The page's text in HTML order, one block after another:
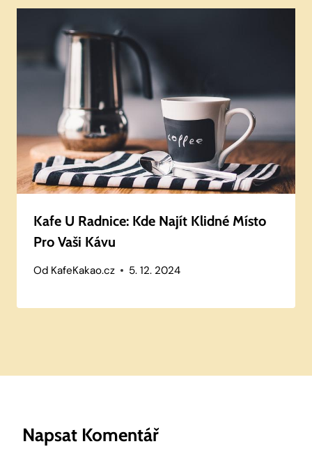
Kafe U Radnice: Kde Najít Klidné Místo
Pro Vaši Kávu
Od KafeKakao.cz 5. 12. 2024
Napsat Komentář